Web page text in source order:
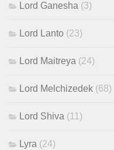
Lord Ganesha (3)
Lord Lanto (23)
Lord Maitreya (24)
Lord Melchizedek (68)
Lord Shiva (11)
Lyra (24)